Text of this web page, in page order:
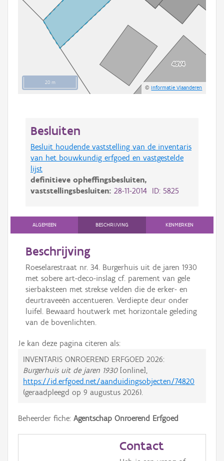
20 m
©Informatie Vlaanderen
Besluiten
Besluit houdende vaststelling van de inventaris
van het bouwkundig erfgoed en vastgestelde
lijst
definitieve opheffingsbesluiten,
vaststellingsbesluiten: 28-11-2014 ID: 5825
ALGEMEEN BESCHRIJVING KENMERKEN
Beschrijving
Roeselarestraat nr. 34. Burgerhuis uit de jaren 1930
met sobere art-deco-inslag cf. parement van gele
sierbaksteen met strekse velden die de erker- en
deurtraveeën accentueren. Verdiepte deur onder
luifel. Bewaard houtwerk met horizontale geleding
van de bovenlichten.
Je kan deze pagina citeren als:
INVENTARIS ONROEREND ERFGOED 2026:
Burgerhuis uit de jaren 1930[online],
https://id.erfgoed.net/aanduidingsobjecten/74820
(geraadpleegd op 9 augustus 2026).
Beheerder fiche: Agentschap Onroerend Erfgoed
Contact